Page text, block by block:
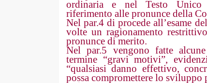
ordinaria e nel Testo Unico
riferimento alle pronunce della
Nel par.4 di procede all’esame
volte un ragionamento
pronunce di merito.
Nel par.5 vengono fatte
termine “gravi motivi”,
“qualsiasi danno effettivo,
possa compromettere lo